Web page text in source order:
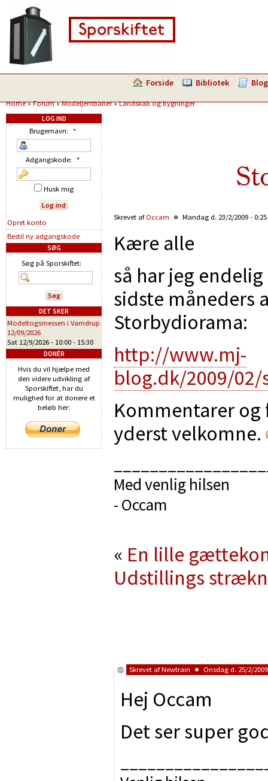
Forside Bibliotek Blog
Home»Forum»Modeljernbaner»Landskab og bygninger
Skrevet af Occam Mandag d. 23/2/2009 - 0:25
Kære alle
så har jeg
sidste måneders
Storbydiorama:
http://www.mj-
blog.dk/2009/
Kommentarer
yderst velkomne.
Med venlig hilsen
- Occam
« En lille
Udstillings
Skrevet afNewtrain Onsdag d. 25/2/
Hej Occam
Det ser super
LOG IND
Brugernavn: *
Adgangskode: *
Husk mig
Opret konto
Bestil ny adgangskode
SØG
Søg på Sporskiftet:
DET SKER
Modeltogsmessen i Vamdrup
12/09/2026
Sat 12/9/2026 - 10:00 - 15:30
DONÉR
Hvis du vil hjælpe med
den videre udvikling af
Sporskiftet, har du
mulighed for at donere et
beløb her: